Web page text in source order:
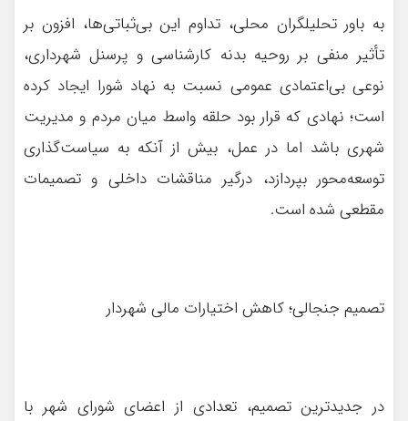
به باور تحلیلگران محلی، تداوم این بی‌ثباتی‌ها، افزون بر
تأثیر منفی بر روحیه بدنه کارشناسی و پرسنل شهرداری،
نوعی بی‌اعتمادی عمومی نسبت به نهاد شورا ایجاد کرده
است؛ نهادی که قرار بود حلقه واسط میان مردم و مدیریت
شهری باشد اما در عمل، بیش از آنکه به سیاست‌گذاری
توسعه‌محور بپردازد، درگیر مناقشات داخلی و تصمیمات
مقطعی شده است.
تصمیم جنجالی؛ کاهش اختیارات مالی شهردار
در جدیدترین تصمیم، تعدادی از اعضای شورای شهر با